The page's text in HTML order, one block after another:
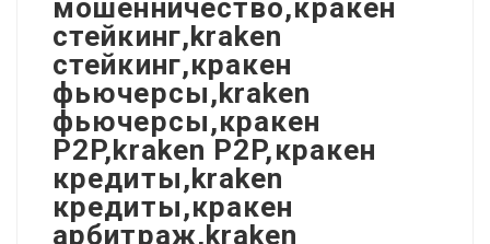
мошенничество,кракен
стейкинг,kraken
стейкинг,кракен
фьючерсы,kraken
фьючерсы,кракен
P2P,kraken P2P,кракен
кредиты,kraken
кредиты,кракен
арбитраж,kraken